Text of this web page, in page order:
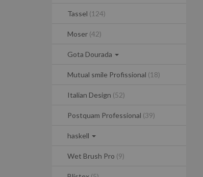
Tassel (124)
Moser (42)
Gota Dourada
Mutual smile Profissional (18)
Italian Design (52)
Postquam Professional (39)
haskell
Wet Brush Pro (9)